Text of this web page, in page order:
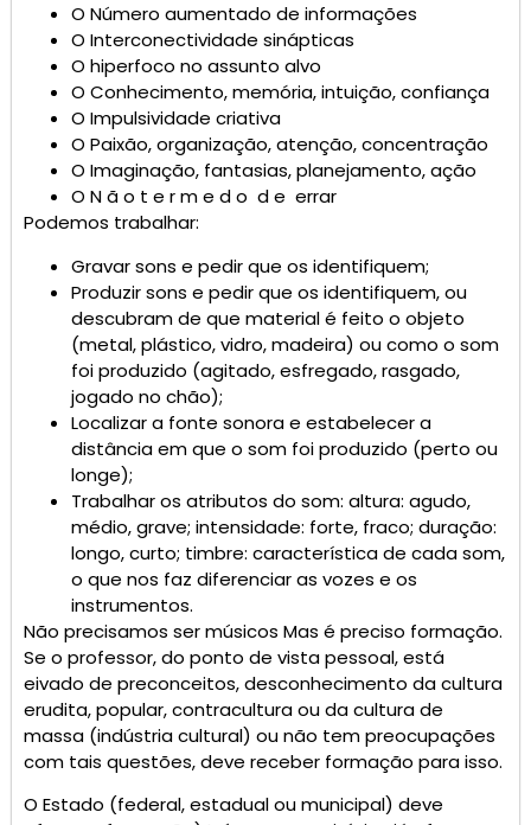
O Número aumentado de informações
O Interconectividade sinápticas
O hiperfoco no assunto alvo
O Conhecimento, memória, intuição, confiança
O Impulsividade criativa
O Paixão, organização, atenção, concentração
O Imaginação, fantasias, planejamento, ação
O N ã o t e r m e d o d e errar
Podemos trabalhar:
Gravar sons e pedir que os identifiquem;
Produzir sons e pedir que os identifiquem, ou
descubram de que material é feito o objeto
(metal, plástico, vidro, madeira) ou como o som
foi produzido (agitado, esfregado, rasgado,
jogado no chão);
Localizar a fonte sonora e estabelecer a
distância em que o som foi produzido (perto ou
longe);
Trabalhar os atributos do som: altura: agudo,
médio, grave; intensidade: forte, fraco; duração:
longo, curto; timbre: característica de cada som,
o que nos faz diferenciar as vozes e os
instrumentos.
Não precisamos ser músicos Mas é preciso formação.
Se o professor, do ponto de vista pessoal, está
eivado de preconceitos, desconhecimento da cultura
erudita, popular, contracultura ou da cultura de
massa (indústria cultural) ou não tem preocupações
com tais questões, deve receber formação para isso.
O Estado (federal, estadual ou municipal) deve